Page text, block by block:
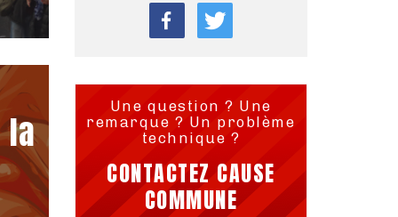
la
Une question ? Une
remarque ? Un problème
technique ?
CONTACTEZ CAUSE
COMMUNE